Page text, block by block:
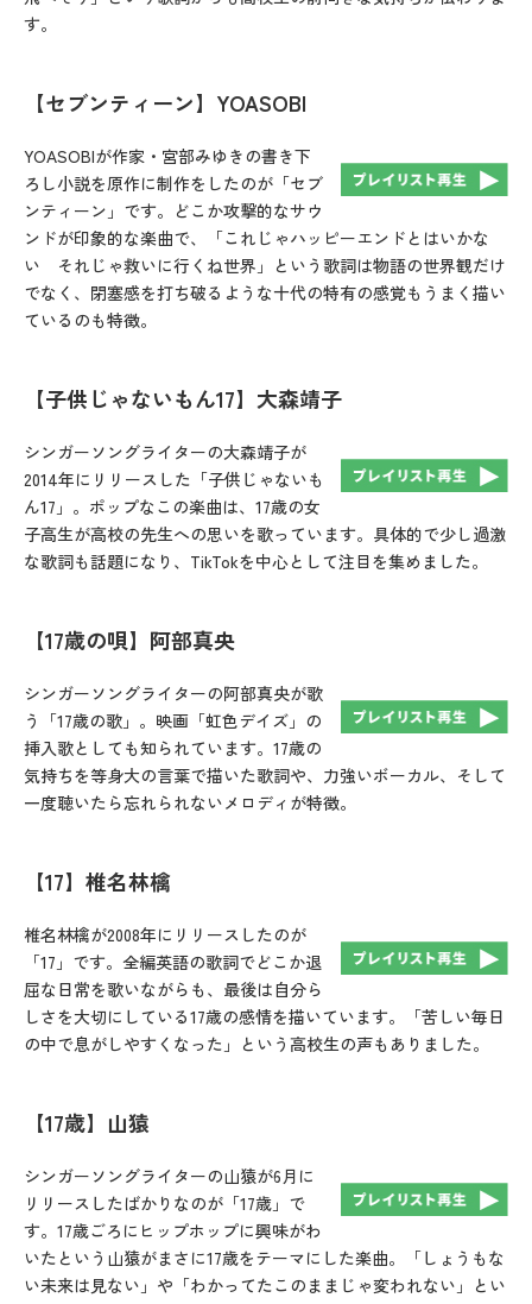
す。
【セブンティーン】YOASOBI
YOASOBIが作家・宮部みゆきの書き下
ろし小説を原作に制作をしたのが「セブ
ンティーン」です。どこか攻撃的なサウ
ンドが印象的な楽曲で、「これじゃハッピーエンドとはいかな
い それじゃ救いに行くね世界」という歌詞は物語の世界観だけ
でなく、閉塞感を打ち破るような十代の特有の感覚もうまく描い
ているのも特徴。
【子供じゃないもん17】大森靖子
シンガーソングライターの大森靖子が
2014年にリリースした「子供じゃないも
ん17」。ポップなこの楽曲は、17歳の女
子高生が高校の先生への思いを歌っています。具体的で少し過激
な歌詞も話題になり、TikTokを中心として注目を集めました。
【17歳の唄】阿部真央
シンガーソングライターの阿部真央が歌
う「17歳の歌」。映画「虹色デイズ」の
挿入歌としても知られています。17歳の
気持ちを等身大の言葉で描いた歌詞や、力強いボーカル、そして
一度聴いたら忘れられないメロディが特徴。
【17】椎名林檎
椎名林檎が2008年にリリースしたのが
「17」です。全編英語の歌詞でどこか退
屈な日常を歌いながらも、最後は自分ら
しさを大切にしている17歳の感情を描いています。「苦しい毎日
の中で息がしやすくなった」という高校生の声もありました。
【17歳】山猿
シンガーソングライターの山猿が6月に
リリースしたばかりなのが「17歳」で
す。17歳ごろにヒップホップに興味がわ
いたという山猿がまさに17歳をテーマにした楽曲。「しょうもな
い未来は見ない」や「わかってたこのままじゃ変われない」とい